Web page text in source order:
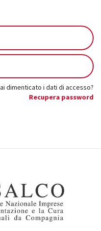
dimenticato i dati di accesso?
Recupera password